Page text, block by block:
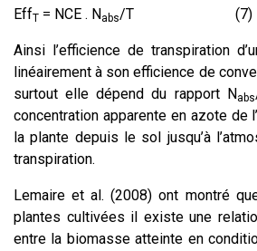
EffT = NCE . Nabs/T (7)
Ainsi l’efficience de transpiration
linéairement à son efficience de
surtout elle dépend du rapport Nabs
concentration apparente en azote de
la plante depuis le sol jusqu’à
transpiration.
Lemaire et al. (2008) ont montré
plantes cultivées il existe une
entre la biomasse atteinte en